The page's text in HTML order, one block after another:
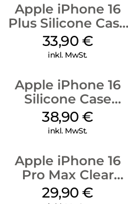
Apple iPhone 16
Plus Silicone Case
MagSafe Lake
Green
33,90 €
inkl. MwSt.
Apple iPhone 16
Silicone Case
MagSafe
Ultramarine
38,90€
inkl. MwSt.
Apple iPhone 16
Pro Max Clear
Case MagSafe
29,90€